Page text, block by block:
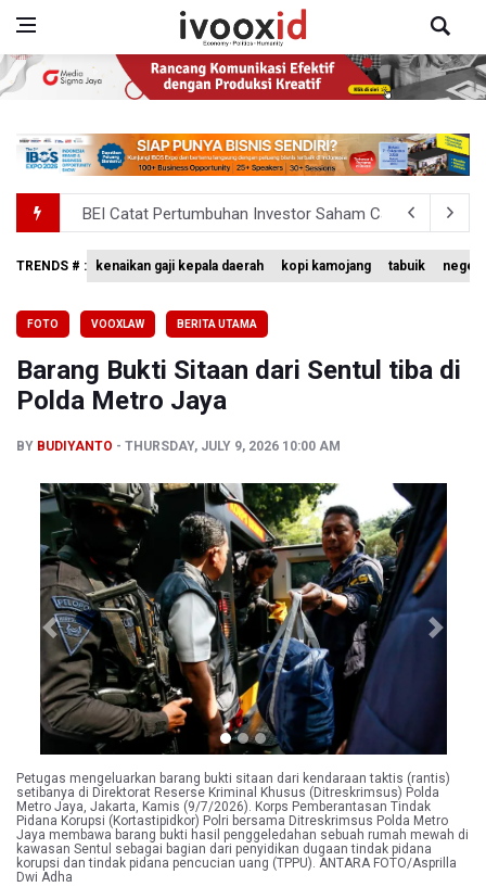
BEI Catat Pertumbuhan Investor Saham Capai 10,05
Flores Bersiap Gelar Festival Golo Koe 2026,
Anggota DPR Minta Rencana Kenaikan Gaji Kepala
BGN Wajibkan Ompreng MBG Cantumkan Batas Waktu
TRENDS # : kenaikan gaji kepala daerah kopi kamojang tabuik
FOTO VOOXLAW BERITA UTAMA
Barang Bukti Sitaan dari Sentul tiba di
Polda Metro Jaya
BY BUDIYANTO THURSDAY, JULY 9, 2026 10:00 AM
Previous Next
Petugas mengeluarkan barang bukti sitaan dari kendaraan taktis (rantis)
setibanya di Direktorat Reserse Kriminal Khusus (Ditreskrimsus) Polda
Metro Jaya, Jakarta, Kamis (9/7/2026). Korps Pemberantasan Tindak
Pidana Korupsi (Kortastipidkor) Polri bersama Ditreskrimsus Polda Metro
Jaya membawa barang bukti hasil penggeledahan sebuah rumah mewah di
kawasan Sentul sebagai bagian dari penyidikan dugaan tindak pidana
korupsi dan tindak pidana pencucian uang (TPPU). ANTARA FOTO/Asprilla
Dwi Adha